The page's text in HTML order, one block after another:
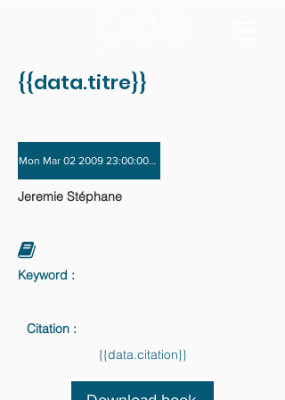
{{data.titre}}
Mon Mar 02 2009 23:00:00 GMT+0000 (Coordinated
Jeremie Stéphane
Keyword :
Citation :
{{data.citation}}